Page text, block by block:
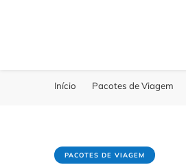
Início Pacotes de Viagem
PACOTES DE VIAGEM